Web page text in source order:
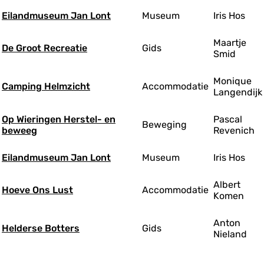
Eilandmuseum Jan Lont Museum Iris Hos
De Groot Recreatie Gids
Maartje
Smid
Camping Helmzicht Accommodatie Monique
Langendijk
Op Wieringen Herstel- en
beweeg
Beweging
Pascal
Revenich
Eilandmuseum Jan Lont Museum Iris Hos
Hoeve Ons Lust Accommodatie Albert
Komen
Helderse Botters Gids
Anton
Nieland